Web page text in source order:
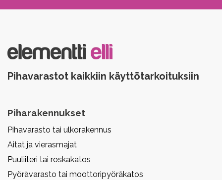
Pihavarastot kaikkiin käyttötarkoituksiin
Piharakennukset
Pihavarasto tai ulkorakennus
Aitat ja vierasmajat
Puuliiteri tai roskakatos
Pyörävarasto tai moottoripyöräkatos